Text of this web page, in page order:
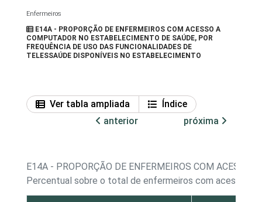
Enfermeiros
E14A - PROPORÇÃO DE ENFERMEIROS COM ACESSO A
COMPUTADOR NO ESTABELECIMENTO DE SAÚDE, POR
FREQUÊNCIA DE USO DAS FUNCIONALIDADES DE
TELESSAÚDE DISPONÍVEIS NO ESTABELECIMENTO
Ver tabla ampliada
Índice
anterior
próxima
E14A - PROPORÇÃO DE ENFERMEIROS COM ACESSO
Percentual sobre o total de enfermeiros com acesso a